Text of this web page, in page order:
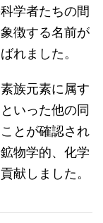
学者たちの間
徴する名前が
れました。
族元素に属す
いった他の同
とが確認され
物学的、化学
献しました。